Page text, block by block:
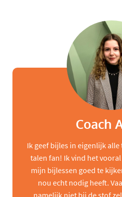
Coach
Ik geef bijles in eigenlijk
talen fan! Ik vind het
mijn bijlessen goed te
nou echt nodig heeft.